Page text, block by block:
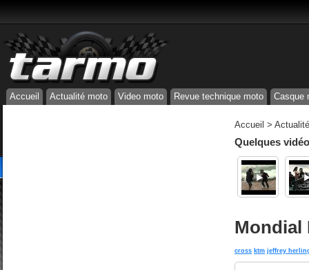
Accueil Actualité moto Video moto Revue technique moto Casque
Accueil >
Quelques
Mondial
cross ktm jeffrey